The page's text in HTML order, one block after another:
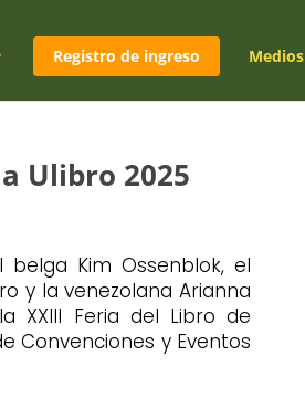
Registro de ingreso Medios
Ulibro 2025
belga Kim Ossenblok, el
y la venezolana Arianna
XXIII Feria del Libro de
Convenciones y Eventos